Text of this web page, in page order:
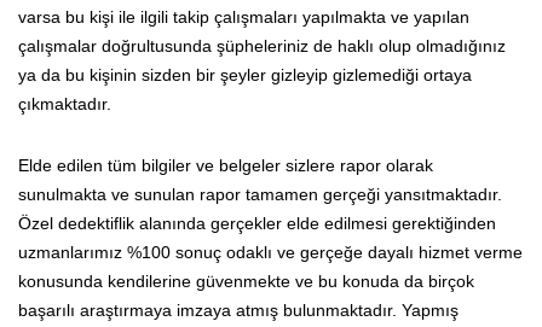
varsa bu kişi ile ilgili takip çalışmaları yapılmakta ve yapılan
çalışmalar doğrultusunda şüpheleriniz de haklı olup olmadığınız
ya da bu kişinin sizden bir şeyler gizleyip gizlemediği ortaya
çıkmaktadır.
Elde edilen tüm bilgiler ve belgeler sizlere rapor olarak
sunulmakta ve sunulan rapor tamamen gerçeği yansıtmaktadır.
Özel dedektiflik alanında gerçekler elde edilmesi gerektiğinden
uzmanlarımız %100 sonuç odaklı ve gerçeğe dayalı hizmet verme
konusunda kendilerine güvenmekte ve bu konuda da birçok
başarılı araştırmaya imzaya atmış bulunmaktadır. Yapmış